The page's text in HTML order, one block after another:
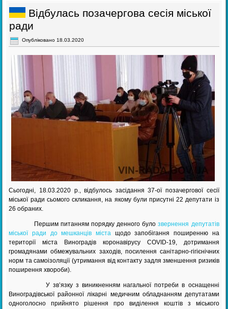
Відбулась позачергова сесія міської
ради
Опубліковано 18.03.2020
Сьогодні, 18.03.2020 р., відбулось засідання 37-ої позачергової сесії
міської ради сьомого скликання, на якому були присутні 22 депутати із
26 обраних.
Першим питанням порядку денного булозвернення депутатів
міської ради до мешканців міста щодо запобігання поширенню на
території міста Виноградів коронавірусу COVID-19, дотримання
громадянами обмежувальних заходів, посилення санітарно-гігієнічних
норм та самоізоляції (утримання від контакту задля зменшення ризиків
поширення хвороби).
У зв’язку з виникненням нагальної потреби в оснащенні
Виноградівської районної лікарні медичним обладнанням депутатами
одноголосно прийнято рішення про виділення коштів з міського